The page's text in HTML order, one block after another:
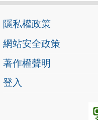
隱私權政策
網站安全政策
著作權聲明
登入